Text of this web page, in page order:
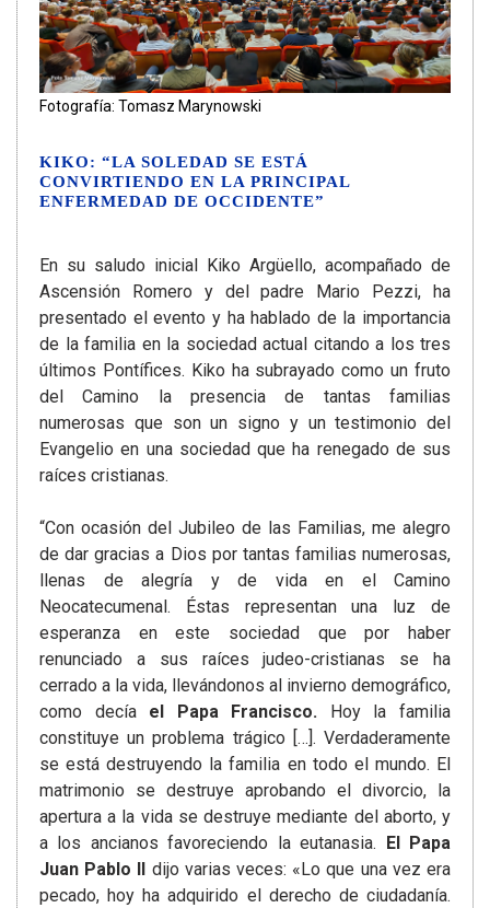
Fotografía: Tomasz Marynowski
KIKO: “LA SOLEDAD SE ESTÁ
CONVIRTIENDO EN LA PRINCIPAL
ENFERMEDAD DE OCCIDENTE”
En su saludo inicial Kiko Argüello, acompañado de
Ascensión Romero y del padre Mario Pezzi, ha
presentado el evento y ha hablado de la importancia
de la familia en la sociedad actual citando a los tres
últimos Pontífices. Kiko ha subrayado como un fruto
del Camino la presencia de tantas familias
numerosas que son un signo y un testimonio del
Evangelio en una sociedad que ha renegado de sus
raíces cristianas.
“Con ocasión del Jubileo de las Familias, me alegro
de dar gracias a Dios por tantas familias numerosas,
llenas de alegría y de vida en el Camino
Neocatecumenal. Éstas representan una luz de
esperanza en este sociedad que por haber
renunciado a sus raíces judeo-cristianas se ha
cerrado a la vida, llevándonos al invierno demográfico,
como decía el Papa Francisco. Hoy la familia
constituye un problema trágico […]. Verdaderamente
se está destruyendo la familia en todo el mundo. El
matrimonio se destruye aprobando el divorcio, la
apertura a la vida se destruye mediante del aborto, y
a los ancianos favoreciendo la eutanasia. El Papa
Juan Pablo II dijo varias veces: «Lo que una vez era
pecado, hoy ha adquirido el derecho de ciudadanía.